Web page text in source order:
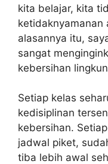
kita belajar, kita
ketidaknyamanan
alasannya itu,
sangat
kebersihan
Setiap kelas
kedisiplinan
kebersihan.
jadwal piket,
tiba lebih awal